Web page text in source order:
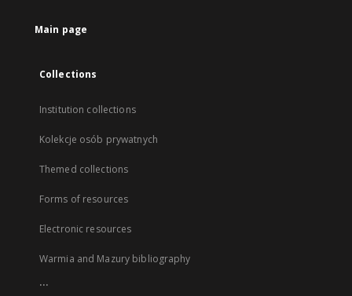
Main page
Collections
Institution collections
Kolekcje osób prywatnych
Themed collections
Forms of resources
Electronic resources
Warmia and Mazury bibliography
...